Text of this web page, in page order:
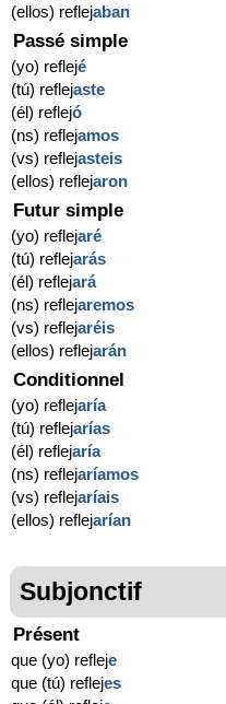
(ellos) reflejaban
Passé simple
(yo) reflejé
(tú) reflejaste
(él) reflejó
(ns) reflejamos
(vs) reflejasteis
(ellos) reflejaron
Futur simple
(yo) reflejaré
(tú) reflejarás
(él) reflejará
(ns) reflejaremos
(vs) reflejaréis
(ellos) reflejarán
Conditionnel
(yo) reflejaría
(tú) reflejarías
(él) reflejaría
(ns) reflejaríamos
(vs) reflejaríais
(ellos) reflejarían
Subjonctif
Présent
que (yo) refleje
que (tú) reflejes